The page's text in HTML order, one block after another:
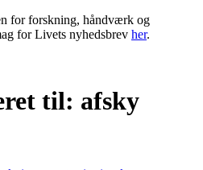
for forskning, håndværk og
for Livets nyhedsbrev her.
til: afsky